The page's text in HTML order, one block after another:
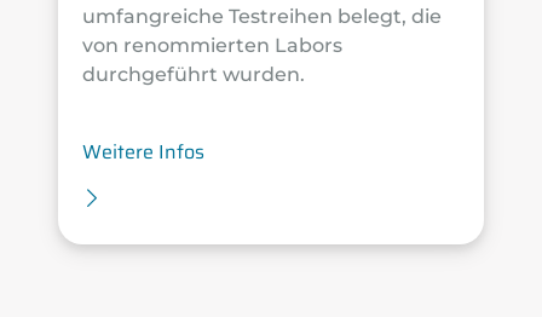
umfangreiche Testreihen belegt, die
von renommierten Labors
durchgeführt wurden.
Weitere Infos